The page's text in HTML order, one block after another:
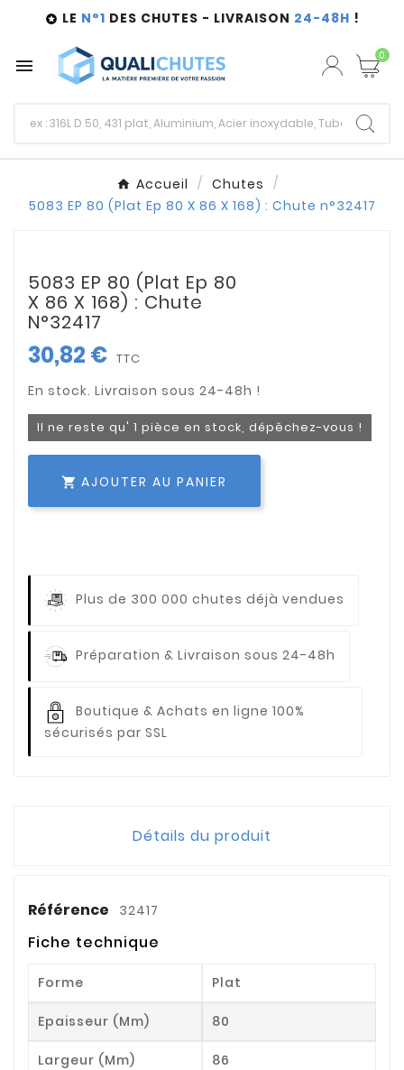
 LE N°1 DES CHUTES - LIVRAISON 24-48H !
 0
Accueil
Chutes
5083 EP 80 (Plat Ep 80 X 86 X 168) : Chute n°32417
5083 EP 80 (Plat Ep 80
X 86 X 168) : Chute
N°32417
30,82 € TTC
Il ne reste qu' 1 pièce en stock, dépêchez-vous !
 AJOUTER AU PANIER
Plus de 300 000 chutes déjà vendues
Préparation & Livraison sous 24-48h
Boutique & Achats en ligne 100%
sécurisés par SSL
Détails du produit
Référence 32417
Fiche technique
Forme Plat
Epaisseur (mm) 80
Largeur (mm) 86